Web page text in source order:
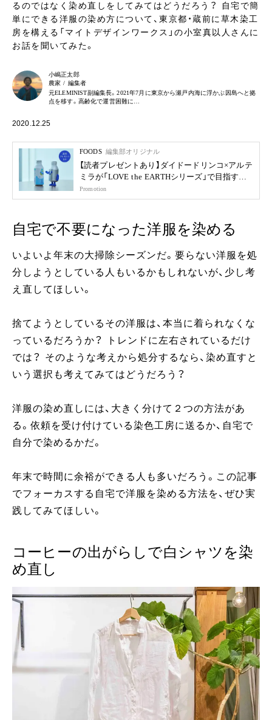
るのではなく染め直しをしてみてはどうだろう？ 自宅で簡
単にできる洋服の染め方について、東京都・蔵前に草木染工
房を構える「マイトデザインワークス」の小室真以人さんに
お話を聞いてみた。
小嶋正太郎
農家 / 編集者
元ELEMINIST副編集長。2021年7月に東京から瀬戸内海に浮かぶ因島へと拠
点を移す。高齢化で運営困難に…
2020.12.25
FOODS 編集部オリジナル
【読者プレゼントあり】ダイドードリンコ×アルテ
ミラが「LOVE the EARTHシリーズ」で目指す未
来
Promotion
自宅で不要になった洋服を染める
いよいよ年末の大掃除シーズンだ。要らない洋服を処
分しようとしている人もいるかもしれないが、少し考
え直してほしい。
捨てようとしているその洋服は、本当に着られなくな
っているだろうか？ トレンドに左右されているだけ
では？ そのような考えから処分するなら、染め直すと
いう選択も考えてみてはどうだろう？
洋服の染め直しには、大きく分けて２つの方法があ
る。依頼を受け付けている染色工房に送るか、自宅で
自分で染めるかだ。
年末で時間に余裕ができる人も多いだろう。この記事
でフォーカスする自宅で洋服を染める方法を、ぜひ実
践してみてほしい。
コーヒーの出がらしで白シャツを染
め直し